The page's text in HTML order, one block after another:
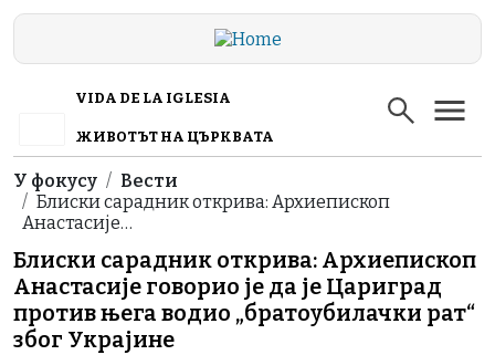
Skip to main content
VIDA DE LA IGLESIA
ЖИВОТЪТ НА ЦЪРКВАТА
Breadcrumb
У фокусу
Вести
Блиски сарадник открива: Архиепископ
Анастасије…
Блиски сарадник открива: Архиепископ
Анастасије говорио је да је Цариград
против њега водио „братоубилачки рат“
због Украјине